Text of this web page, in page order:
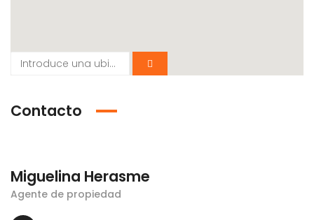
Contacto
Miguelina Herasme
Agente de propiedad